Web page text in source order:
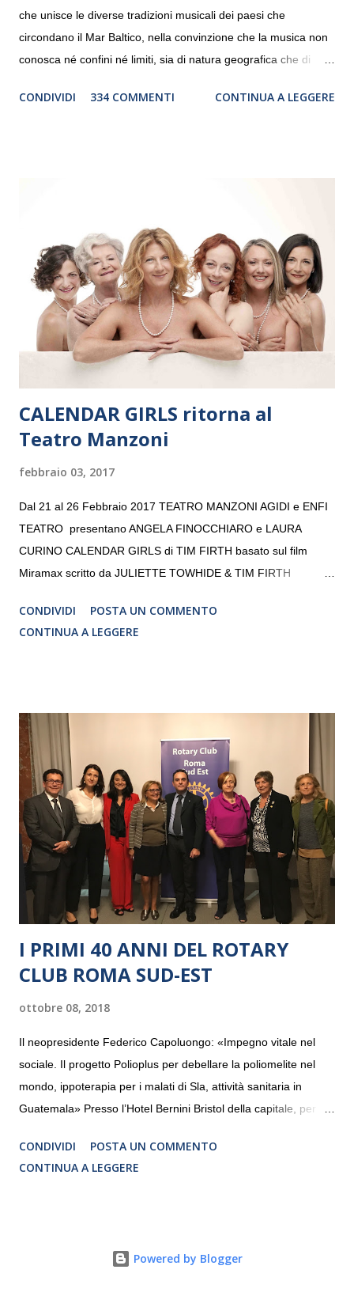
che unisce le diverse tradizioni musicali dei paesi che
circondano il Mar Baltico, nella convinzione che la musica non
conosca né confini né limiti, sia di natura geografica che di
debutterà il 10 settembre a Heiden, in Germania, e toccherà, in
“Settembre dell’Accademia” dove si esibirà per il secondo anno
consecutivo. Il pubblico milanese avrà il piacere di applaudire i
giovani artisti della Baltic Sea Youth Philharmonic per la quarta
volta. L’orchestra, fondata nel 2008 da Kristjan Järvi (affiancato
da un prestigioso consiglio di consulent...
CONDIVIDI 334 COMMENTI CONTINUA A LEGGERE
CALENDAR GIRLS ritorna al
Teatro Manzoni
febbraio 03, 2017
Dal 21 al 26 Febbraio 2017 TEATRO MANZONI AGIDI e ENFI
TEATRO presentano ANGELA FINOCCHIARO e LAURA
CURINO CALENDAR GIRLS di TIM FIRTH basato sul film
Miramax scritto da JULIETTE TOWHIDE & TIM FIRTH
CRISTINA PEZZOLI
CONDIVIDI
POSTA UN COMMENTO
CONTINUA A LEGGERE
I PRIMI 40 ANNI DEL ROTARY
CLUB ROMA SUD-EST
ottobre 08, 2018
Il neopresidente Federico Capoluongo: «Impegno vitale nel
sociale. Il progetto Polioplus per debellare la poliomelite nel
mondo, ippoterapia per i malati di Sla, attività sanitaria in
Guatemala» Presso l’Hotel Bernini Bristol della capitale, per la
programmazione del Rotary Club Roma Sud-Est che festeggia
i quaranta anni di attività. Un’occasione per raccontare al
riguardano sia il territorio che le missioni all’estero in paesi in
CONDIVIDI
POSTA UN COMMENTO
CONTINUA A LEGGERE
Powered by Blogger